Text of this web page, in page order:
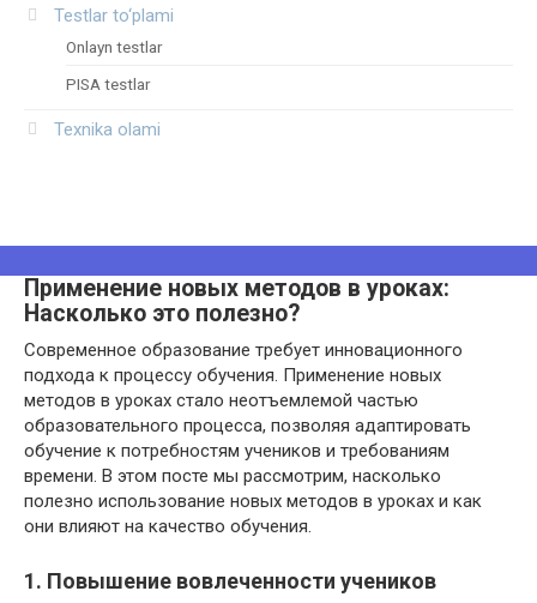
Testlar to‘plami
Onlayn testlar
PISA testlar
Texnika olami
Применение новых методов в уроках:
Насколько это полезно?
Современное образование требует инновационного
подхода к процессу обучения. Применение новых
методов в уроках стало неотъемлемой частью
образовательного процесса, позволяя адаптировать
обучение к потребностям учеников и требованиям
времени. В этом посте мы рассмотрим, насколько
полезно использование новых методов в уроках и как
они влияют на качество обучения.
1. Повышение вовлеченности учеников